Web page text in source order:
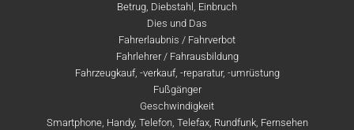
Betrug, Diebstahl, Einbruch
Dies und Das
Fahrerlaubnis / Fahrverbot
Fahrlehrer / Fahrausbildung
Fahrzeugkauf, -verkauf, -reparatur, -umrüstung
Fußgänger
Geschwindigkeit
Smartphone, Handy, Telefon, Telefax, Rundfunk, Fernsehen